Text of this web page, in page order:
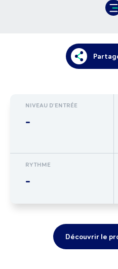
NIVEAU D'ENTRÉE
-
RYTHME
-
Découvrir le